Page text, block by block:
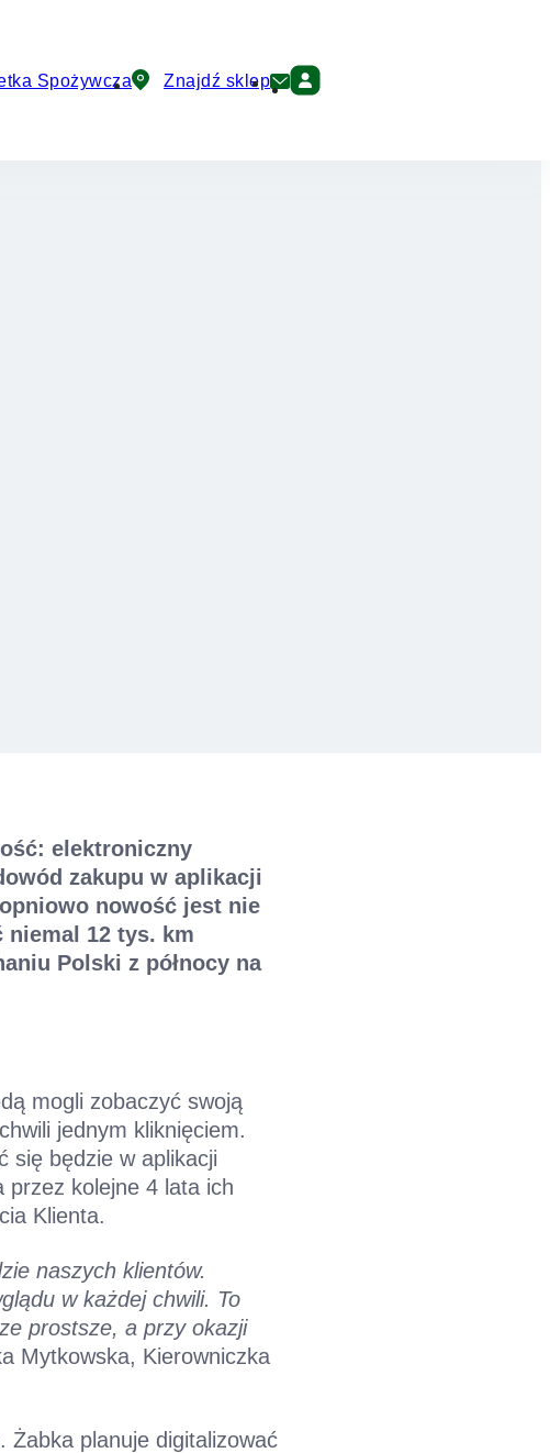
Spożywcza Znajdź sklep
elektroniczny
zakupu w aplikacji
nowość jest nie
niemal 12 tys. km
Polski z północy na
mogli zobaczyć swoją
jednym kliknięciem.
się będzie w aplikacji
przez kolejne 4 lata ich
Klienta.
naszych klientów.
w każdej chwili. To
prostsze, a przy okazji
Mytkowska, Kierowniczka
Żabka planuje digitalizować